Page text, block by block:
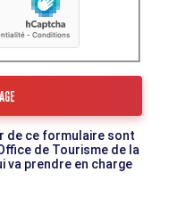
de ce formulaire sont
de Tourisme de la
va prendre en charge